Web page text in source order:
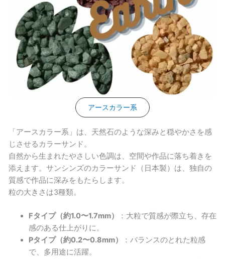
アースカラー系
「アースカラー系」は、天然石のような深みと穏やかさを感
じさせるカラーサンド。
自然から生まれたやさしい色調は、空間や作品に落ち着きを
添えます。サンシンズのカラーサンド（日本製）は、独自の
質感で作品に深みをもたらします。
粒の大きさは3種類。
Fタイプ（約1.0〜1.7mm）
：大粒で質感が際立ち、存在
感のある仕上がりに。
Pタイプ（約0.2〜0.8mm）
：バランスのとれた粒感
で、多用途に活躍。